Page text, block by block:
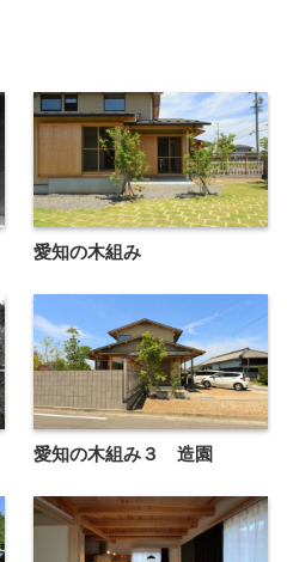
愛知の木組み
愛知の木組み３ 造園